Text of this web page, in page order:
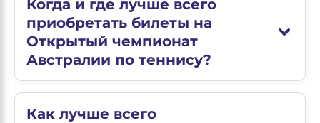
Когда и где лучше всего
приобретать билеты на
Открытый чемпионат
Австралии по теннису?
Как лучше всего